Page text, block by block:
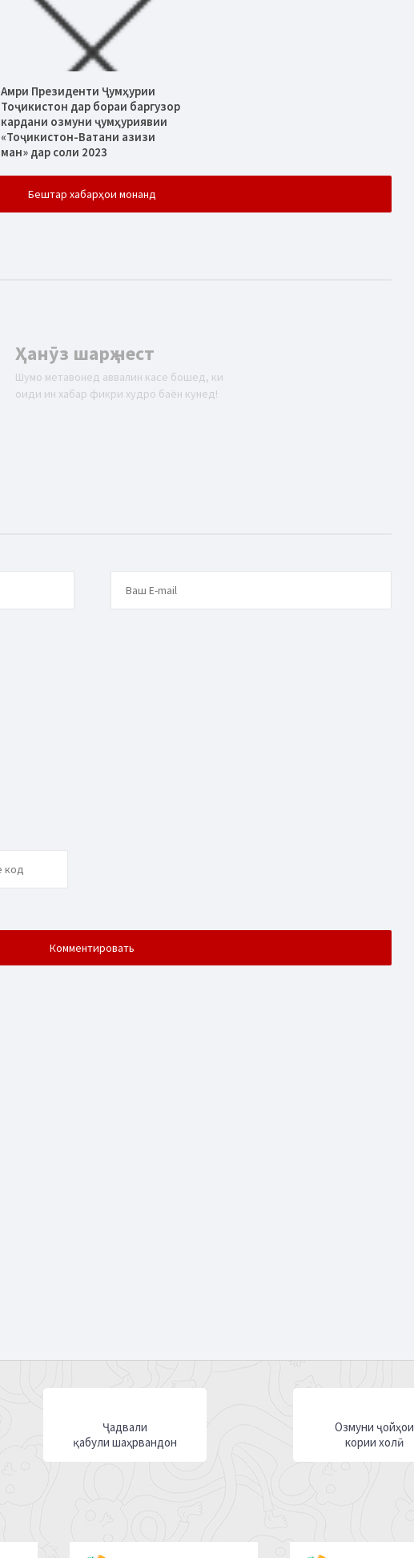
Амри Президенти Ҷумҳурии
Тоҷикистон дар бораи баргузор
кардани озмуни ҷумҳуриявии
«Тоҷикистон-Ватани азизи
ман» дар соли 2023
Бештар хабарҳои монанд
Ҳанӯз шарҳ нест
Шумо метавонед аввалин касе бошед, ки
оиди ин хабар фикри худро баён кунед!
Ҷадвали
қабули шаҳрвандон
Озмуни ҷойҳои
кории холӣ